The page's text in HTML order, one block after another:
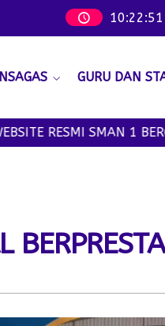
10:22:51
GURU DAN
RESMI SMAN 1